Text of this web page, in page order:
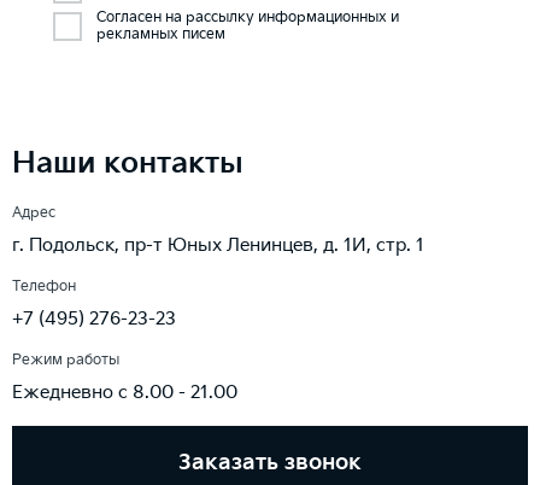
Согласен на рассылку информационных и
рекламных писем
Наши контакты
Адрес
г. Подольск, пр-т Юных Ленинцев, д. 1И, стр. 1
Телефон
+7 (495) 276-23-23
Режим работы
Ежедневно с 8.00 - 21.00
Заказать звонок